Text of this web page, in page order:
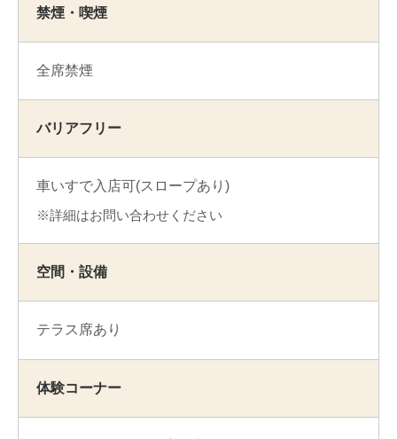
禁煙・喫煙
全席禁煙
バリアフリー
車いすで入店可(スロープあり)
詳細はお問い合わせください
空間・設備
テラス席あり
体験コーナー